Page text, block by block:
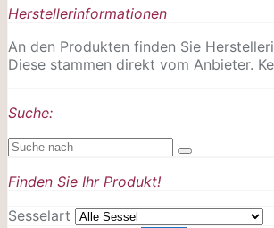
Herstellerinformationen
An den Produkten finden Sie
Diese stammen direkt vom Anbieter.
Suche:
Finden Sie Ihr Produkt!
Sesselart